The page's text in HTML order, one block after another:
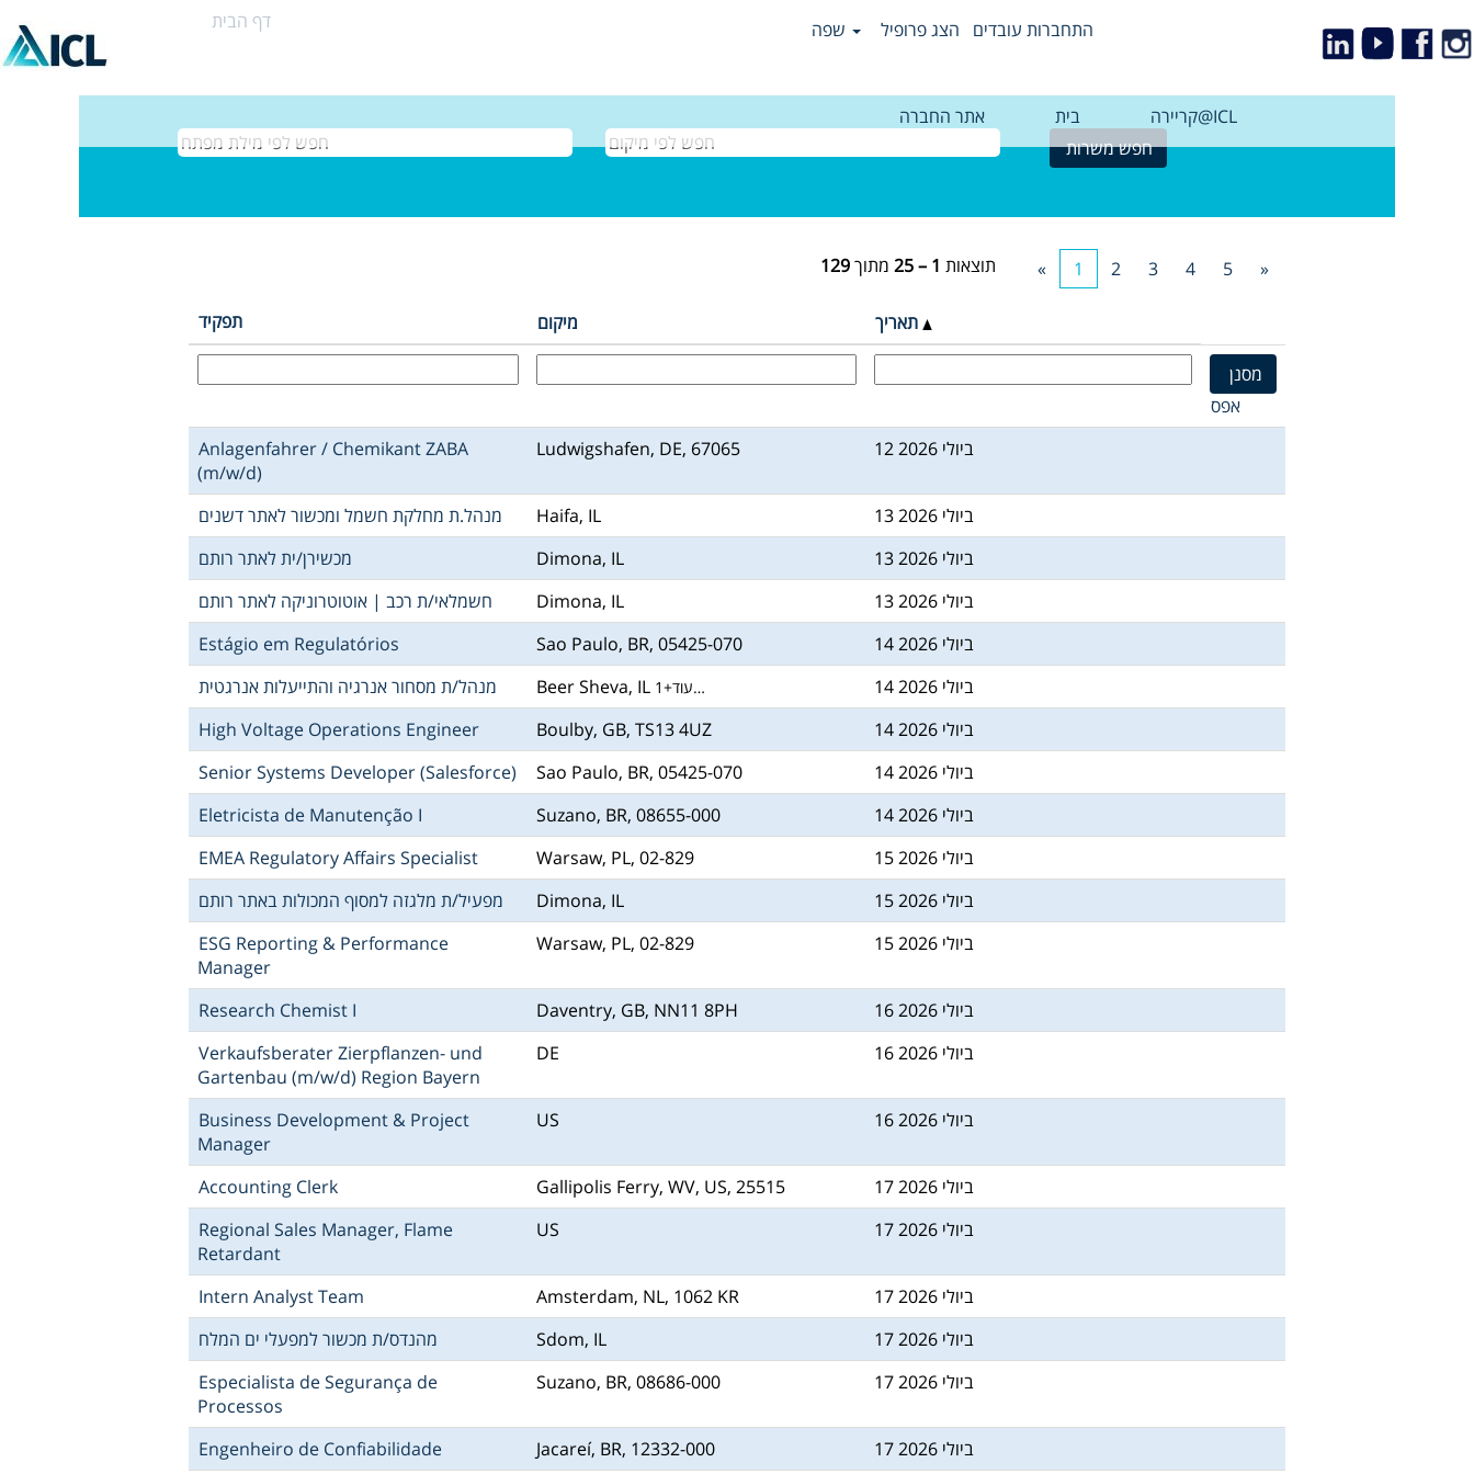
הצג פרופיל התחברות עובדים
אתר החברה בית קריירה@ICL
דף הבית
תוצאות 1 – 25 מתוך129 « 1 2 3 4 5 »
תפקיד מיקום
אפס
Anlagenfahrer / Chemikant ZABA
(m/w/d)
Ludwigshafen, DE, 67065 12 ביולי 2026
מנהל.ת מחלקת חשמל ומכשור לאתר דשנים Haifa, IL
13 ביולי 2026
מכשירן/ית לאתר רותם
Dimona, IL
13 ביולי 2026
חשמלאי/ת רכב | אוטוטרוניקה לאתר רותם
Dimona, IL
13 ביולי 2026
Estágio em Regulatórios
Sao Paulo, BR, 05425-070
14 ביולי 2026
מנהל/ת מסחור אנרגיה והתייעלות אנרגטית
Beer Sheva, IL 1+עוד…
14 ביולי 2026
High Voltage Operations Engineer
Boulby, GB, TS13 4UZ
14 ביולי 2026
Senior Systems Developer (Salesforce)
Sao Paulo, BR, 05425-070
14 ביולי 2026
Eletricista de Manutenção I
Suzano, BR, 08655-000
14 ביולי 2026
EMEA Regulatory Affairs Specialist
Warsaw, PL, 02-829
15 ביולי 2026
מפעיל/ת מלגזה למסוף המכולות באתר רותם
Dimona, IL
15 ביולי 2026
ESG Reporting & Performance
Manager
Warsaw, PL, 02-829 15 ביולי 2026
Research Chemist I Daventry, GB, NN11 8PH
16 ביולי 2026
Verkaufsberater Zierpflanzen- und
Gartenbau (m/w/d) Region Bayern
DE 16 ביולי 2026
Business Development & Project
Manager
US 16 ביולי 2026
Accounting Clerk Gallipolis Ferry, WV, US, 25515
17 ביולי 2026
Regional Sales Manager, Flame
Retardant
US 17 ביולי 2026
Intern Analyst Team Amsterdam, NL, 1062 KR
17 ביולי 2026
מהנדס/ת מכשור למפעלי ים המלח
Sdom, IL
17 ביולי 2026
Especialista de Segurança de
Processos
Suzano, BR, 08686-000 17 ביולי 2026
Engenheiro de Confiabilidade Jacareí, BR, 12332-000
17 ביולי 2026